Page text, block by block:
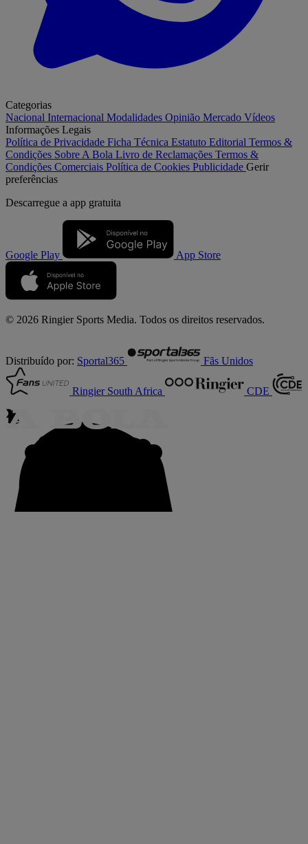
Categorias
Nacional Internacional Modalidades Opinião Mercado Vídeos
Informações Legais
Política de Privacidade Ficha Técnica Estatuto Editorial Termos &
Condições Sobre A Bola Livro de Reclamações Termos &
Condições Comerciais Política de Cookies Publicidade Gerir
preferências
Descarregue a app gratuita
Google Play App Store
© 2026 Ringier Sports Media. Todos os direitos reservados.
Distribuído por: Sportal365 Fãs Unidos
Ringier South Africa CDE